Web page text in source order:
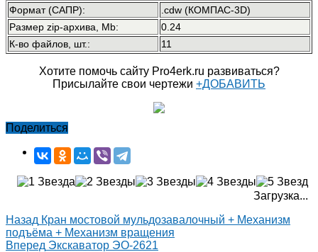
Формат (САПР):
.cdw (КОМПАС-3D)
Размер zip-архива, Mb:
0.24
К-во файлов, шт.:
11
Хотите помочь сайту Pro4erk.ru развиваться?
Присылайте свои чертежи +ДОБАВИТЬ
Поделиться
Загрузка...
Назад Кран мостовой мульдозавалочный + Механизм
подъёма + Механизм вращения
Вперед Экскаватор ЭО-2621